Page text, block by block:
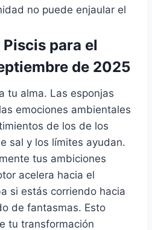
no puede enjaular el
para el
de 2025
tu alma. Las esponjas
emociones ambientales
de los de los
sal y los límites ayudan.
tus ambiciones
acelera hacia el
si estás corriendo hacia
de fantasmas. Esto
tu transformación